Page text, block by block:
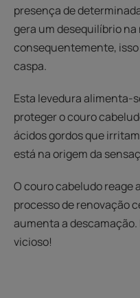
presença de
gera um desequilíbrio na
consequentemente,
caspa.
Esta levedura alimenta-
proteger o couro
ácidos gordos que
está na origem da
O couro cabeludo reage
processo de renovação
aumenta a
vicioso!